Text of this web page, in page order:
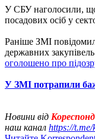
У СБУ наголосили, що
посадових осіб у
Раніше ЗМІ
державних
оголошено про
У ЗМІ потрапили
Новини від
наш канал https://t.me/